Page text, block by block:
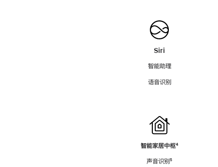
Siri
智能助理
语音识别
智能家居中枢脚
⁴
声音识别脚
⁵